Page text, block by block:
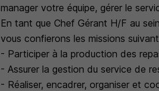
manager votre équipe, gérer le
En tant que Chef Gérant H/F au
vous confierons les missions
- Participer à la production des
- Assurer la gestion du service de
- Réaliser, encadrer, organiser et